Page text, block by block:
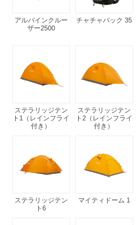
アルパインクルー
ザー2500
チャチャパック 35
ステラリッジテン
ト1（レインフライ
付き）
ステラリッジテン
ト2（レインフライ
付き）
ステラリッジテン
ト6
マイティドーム 1